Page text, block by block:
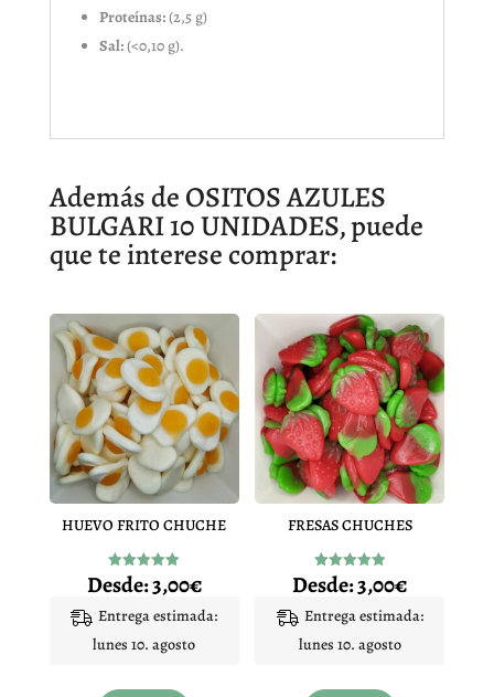
Proteínas:(2,5 g)
Sal:(<0,10 g).
Además de OSITOS AZULES
BULGARI 10 UNIDADES, puede
que te interese comprar:
HUEVO FRITO CHUCHE
Valorado
con
de 5
Desde:3,00€
Entrega estimada:
lunes 10. agosto
FRESAS CHUCHES
Valorado
con
de 5
Desde:3,00€
Entrega estimada:
lunes 10. agosto